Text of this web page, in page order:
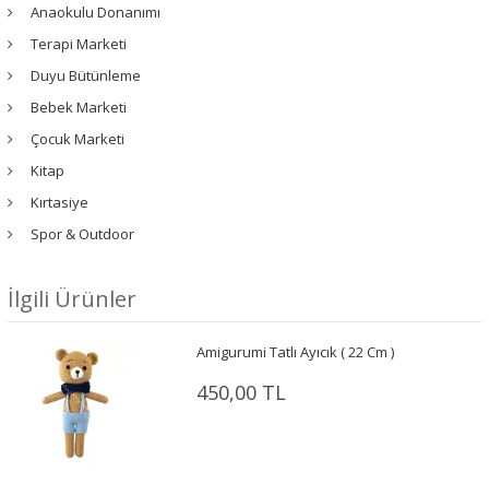
Anaokulu Donanımı
Terapi Marketi
Duyu Bütünleme
Bebek Marketi
Çocuk Marketi
Kitap
Kırtasiye
Spor & Outdoor
İlgili Ürünler
Amigurumi Tatlı Ayıcık ( 22 Cm )
450,00 TL